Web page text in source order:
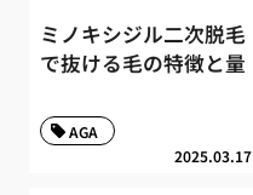
ミノキシジル二次脱毛
で抜ける毛の特徴と量
2025.03.17
AGA